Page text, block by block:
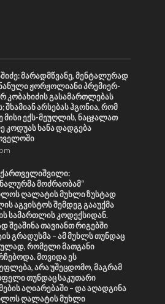
მარადმწვანე, მენტალურად
ჟორჟოლიანი პრემიერ-
კობახიძის გასამართლებას
შხამიან არსებას ჰგონია, რომ
მისი ექს-მეუღლის, ნაცჯალათ
კოდუას ხანა დადგება
მოძრაობამ“
ღალატის მუხლი ზუსტად
აგვისტოს შემდეგ გააუქმა
სამართლის კოდექსიდან.
შეაშინა თავიანთ რიგებში
გრადუსმა – ამ მუხლს თუნდაც
რომელი მათგანი
მოვიდა ეს
არა უშეცდომო, მაგრამ
თუნდაც საკუთარი
აღიარებაში – და აღადგინა
ღალატის მუხლი